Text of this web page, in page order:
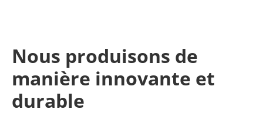
Nous produisons de
manière innovante et
durable